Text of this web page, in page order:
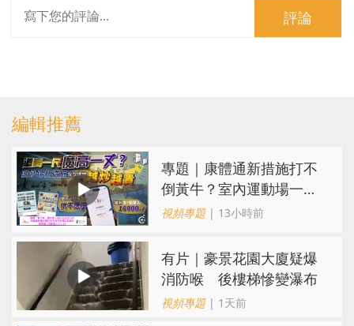
評論
編輯推薦
專題｜康體通新措施打不
倒黃牛？室內運動場一場
難求越炒越貴
視頻專題| 13小時前
有片｜豪景花園大廈疑爆
消防喉 後樓梯慘變瀑布
視頻專題| 1天前